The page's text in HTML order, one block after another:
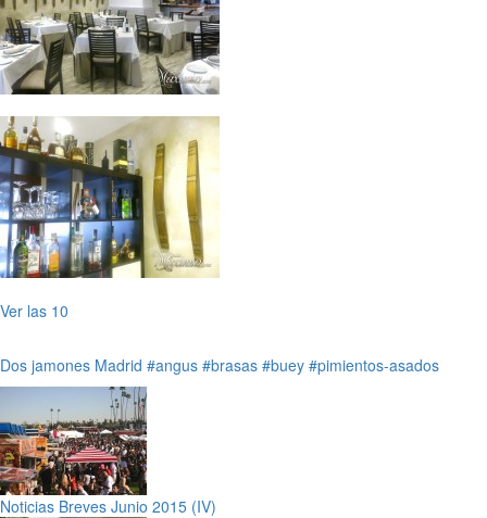
Ver las 10
Dos jamones Madrid #angus #brasas #buey #pimientos-asados
Noticias Breves Junio 2015 (IV)